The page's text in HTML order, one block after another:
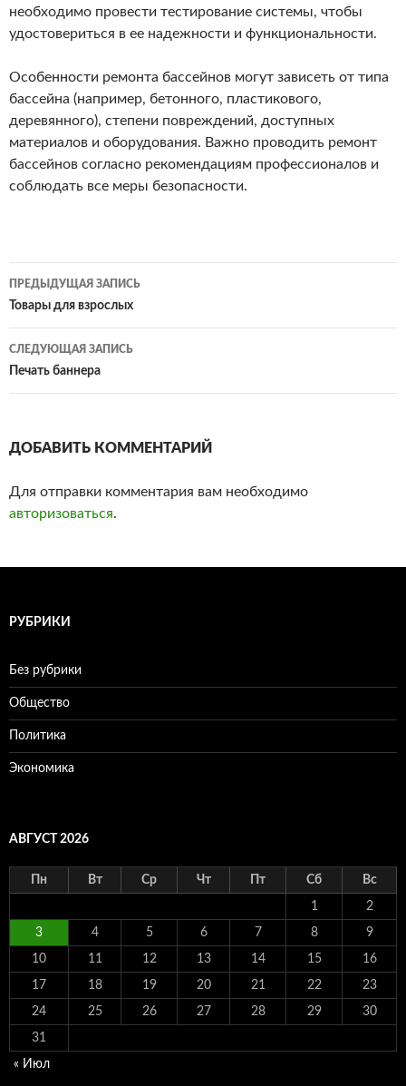
необходимо провести тестирование системы, чтобы
удостовериться в ее надежности и функциональности.
Особенности ремонта бассейнов могут зависеть от типа
бассейна (например, бетонного, пластикового,
деревянного), степени повреждений, доступных
материалов и оборудования. Важно проводить ремонт
бассейнов согласно рекомендациям профессионалов и
соблюдать все меры безопасности.
Навигация
по
записям
ПРЕДЫДУЩАЯ ЗАПИСЬ
Товары для взрослых
СЛЕДУЮЩАЯ ЗАПИСЬ
Печать баннера
ДОБАВИТЬ КОММЕНТАРИЙ
Для отправки комментария вам необходимо
авторизоваться.
РУБРИКИ
Без рубрики
Общество
Политика
Экономика
АВГУСТ 2026
Пн Вт Ср Чт Пт Сб Вс
1 2
3 4 5 6 7 8 9
10 11 12 13 14 15 16
17 18 19 20 21 22 23
24 25 26 27 28 29 30
31
« Июл